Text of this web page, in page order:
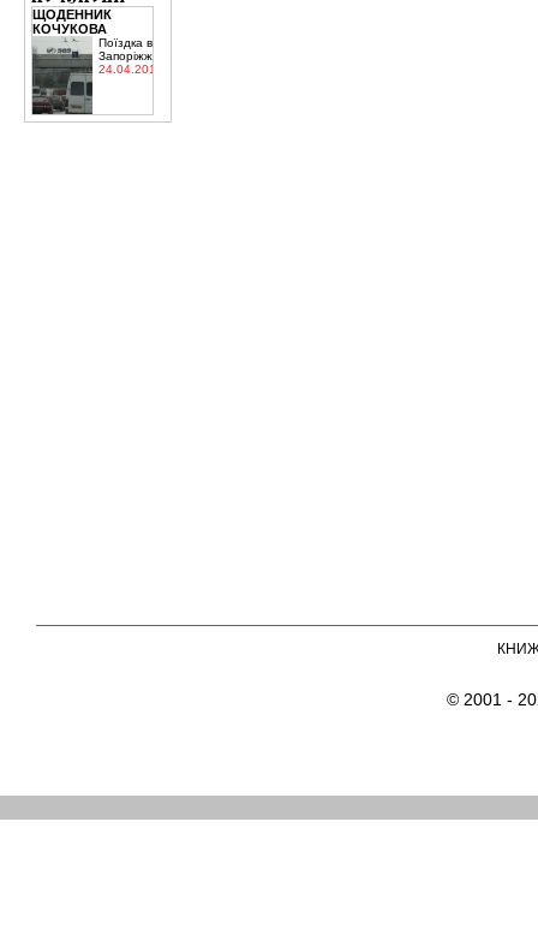
ЩОДЕННИК
КОЧУКОВА
Поїздка в
Запоріжжя
24.04.2015
© 2001 -